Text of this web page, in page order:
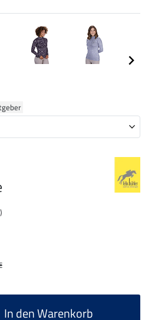
In den Warenkorb